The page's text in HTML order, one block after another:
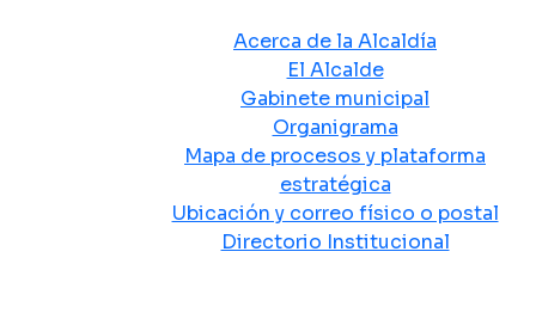
Acerca de la Alcaldía
El Alcalde
Gabinete municipal
Organigrama
Mapa de procesos y plataforma
estratégica
Ubicación y correo físico o postal
Directorio Institucional